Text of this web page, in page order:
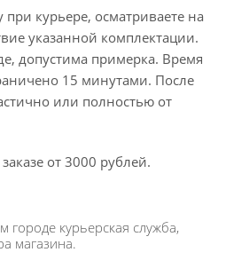
курьере, осматриваете на
указанной комплектации.
допустима примерка. Время
15 минутами. После
или полностью от
от 3000 рублей.
городе курьерская служба,
магазина.